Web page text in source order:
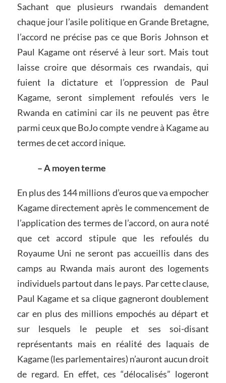
Sachant que plusieurs rwandais demandent
chaque jour l’asile politique en Grande Bretagne,
l’accord ne précise pas ce que Boris Johnson et
Paul Kagame ont réservé à leur sort. Mais tout
laisse croire que désormais ces rwandais, qui
fuient la dictature et l’oppression de Paul
Kagame, seront simplement refoulés vers le
Rwanda en catimini car ils ne peuvent pas être
parmi ceux que BoJo compte vendre à Kagame au
termes de cet accord inique.
– A moyen terme
En plus des 144 millions d’euros que va empocher
Kagame directement après le commencement de
l’application des termes de l’accord, on aura noté
que cet accord stipule que les refoulés du
Royaume Uni ne seront pas accueillis dans des
camps au Rwanda mais auront des logements
individuels partout dans le pays. Par cette clause,
Paul Kagame et sa clique gagneront doublement
car en plus des millions empochés au départ et
sur lesquels le peuple et ses soi-disant
représentants mais en réalité des laquais de
Kagame (les parlementaires) n’auront aucun droit
de regard. En effet, ces “délocalisés” logeront